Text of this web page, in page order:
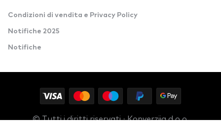
Condizioni di vendita e Privacy Policy
Notifiche 2025
Notifiche
© Tutti i diritti riservati · Konverzija d.o.o.